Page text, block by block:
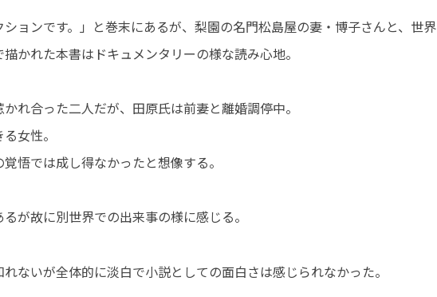
ションです。」と巻末にあるが、梨園の名門松島屋の妻・博子さんと、世界
かれた本書はドキュメンタリーの様な読み心地。
れ合った二人だが、田原氏は前妻と離婚調停中。
女性。
悟では成し得なかったと想像する。
が故に別世界での出来事の様に感じる。
ないが全体的に淡白で小説としての面白さは感じられなかった。